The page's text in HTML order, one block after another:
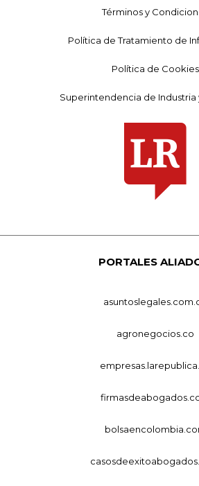
Términos y
Política de Tratamiento de
Política de Cookies
Superintendencia de Industria
PORTALES
agronegocios.co